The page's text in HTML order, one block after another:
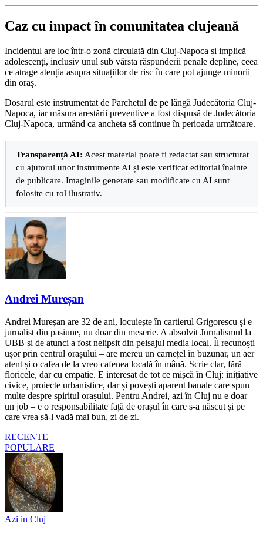
Caz cu impact în comunitatea clujeană
Incidentul are loc într-o zonă circulată din Cluj-Napoca și implică
adolescenți, inclusiv unul sub vârsta răspunderii penale depline, ceea
ce atrage atenția asupra situațiilor de risc în care pot ajunge minorii
din oraș.
Dosarul este instrumentat de Parchetul de pe lângă Judecătoria Cluj-
Napoca, iar măsura arestării preventive a fost dispusă de Judecătoria
Cluj-Napoca, urmând ca ancheta să continue în perioada următoare.
Transparență AI: Acest material poate fi redactat sau structurat
cu ajutorul unor instrumente AI și este verificat editorial înainte
de publicare. Imaginile generate sau modificate cu AI sunt
folosite cu rol ilustrativ.
Andrei Mureșan
Andrei Mureșan are 32 de ani, locuiește în cartierul Grigorescu și e
jurnalist din pasiune, nu doar din meserie. A absolvit Jurnalismul la
UBB și de atunci a fost nelipsit din peisajul media local. Îl recunoști
ușor prin centrul orașului – are mereu un carnețel în buzunar, un aer
atent și o cafea de la vreo cafenea locală în mână. Scrie clar, fără
floricele, dar cu empatie. E interesat de tot ce mișcă în Cluj: inițiative
civice, proiecte urbanistice, dar și povești aparent banale care spun
multe despre spiritul orașului. Pentru Andrei, azi în Cluj nu e doar
un job – e o responsabilitate față de orașul în care s-a născut și pe
care vrea să-l vadă mai bun, zi de zi.
RECENTE
POPULARE
Azi in Cluj